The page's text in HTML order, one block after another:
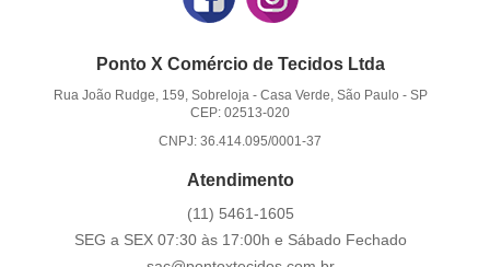
Ponto X Comércio de Tecidos Ltda
Rua João Rudge, 159, Sobreloja- Casa Verde, São Paulo - SP
CEP: 02513-020
CNPJ: 36.414.095/0001-37
Atendimento
(11) 5461-1605
SEG a SEX 07:30 às 17:00h e Sábado Fechado